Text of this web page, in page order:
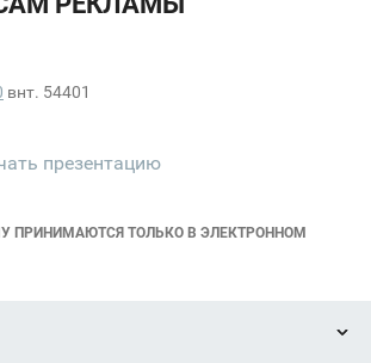
внт. 54401
презентацию
ПРИНИМАЮТСЯ ТОЛЬКО В ЭЛЕКТРОННОМ